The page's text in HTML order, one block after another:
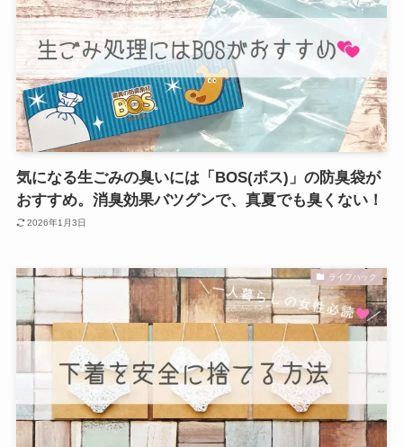
気になる生ごみの臭いには「BOS(ボス)」の防臭袋が
おすすめ。消臭効果バツグンで、真夏でも臭くない！
2026年1月3日
ライフハック